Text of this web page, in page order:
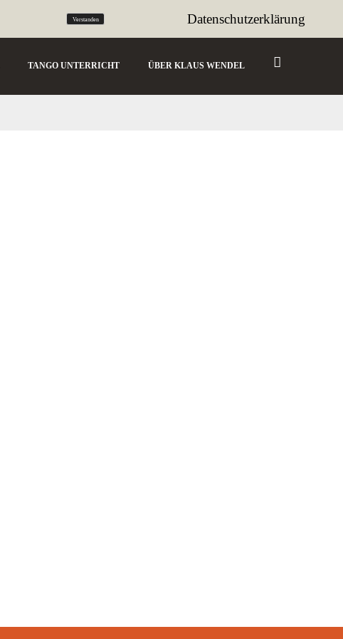
tango@sencillo.de
TANGO UNTERRICHT ÜBER KLAUS WENDEL
Verstanden Datenschutzerklärung